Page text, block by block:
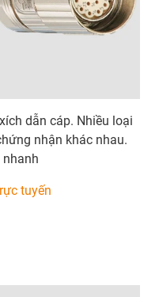
dẫn cáp. Nhiều loại
nhận khác nhau.
tuyến